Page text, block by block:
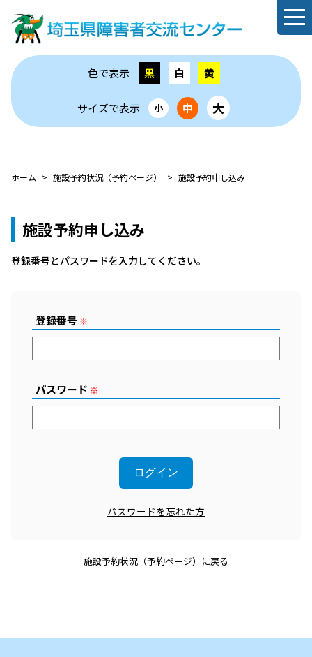
色で表示 黒 白 黄
サイズで表示 小 中 大
ホーム 施設予約状況（予約ページ） 施設予約申し込み
施設予約申し込み
登録番号とパスワードを⼊⼒してください。
登録番号 ※
パスワード ※
パスワードを忘れた方
施設予約状況（予約ページ）に戻る